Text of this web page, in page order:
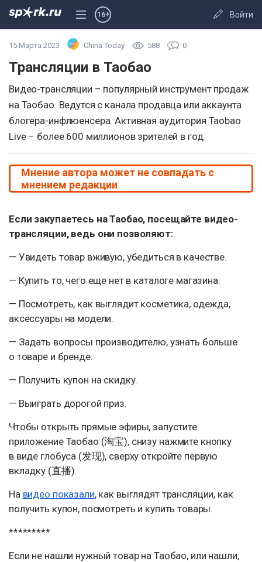
Войти
16+
15 Марта 2023 China Today 588 0
Трансляции в Таобао
Видео-трансляции – популярный инструмент продаж
на Таобао. Ведутся с канала продавца или аккаунта
блогера-инфлюенсера. Активная аудитория Taobao
Live – более 600 миллионов зрителей в год.
Мнение автора может не совпадать с
мнением редакции
Если закупаетесь на Таобао, посещайте видео-
трансляции, ведь они позволяют:
— Увидеть товар вживую, убедиться в качестве.
— Купить то, чего еще нет в каталоге магазина.
— Посмотреть, как выглядит косметика, одежда,
аксессуары на модели.
— Задать вопросы производителю, узнать больше
о товаре и бренде.
— Получить купон на скидку.
— Выиграть дорогой приз.
Чтобы открыть прямые эфиры, запустите
приложение Таобао (淘宝), снизу нажмите кнопку
в виде глобуса (发现), сверху откройте первую
вкладку (直播).
На видео показали, как выглядят трансляции, как
получить купон, посмотреть и купить товары.
*********
Если не нашли нужный товар на Таобао, или нашли,